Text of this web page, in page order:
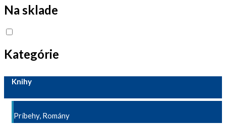
Na sklade
Kategórie
Knihy
Príbehy, Romány